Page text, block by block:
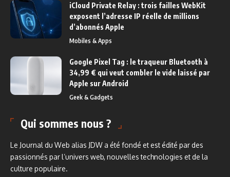
iCloud Private Relay : trois failles WebKit
exposent l’adresse IP réelle de millions
d’abonnés Apple
Mobiles & Apps
Google Pixel Tag : le traqueur Bluetooth à
34,99 € qui veut combler le vide laissé par
Apple sur Android
Geek & Gadgets
Qui sommes nous ?
Le Journal du Web alias JDW a été fondé et est édité par des
passionnés par l’univers web, nouvelles technologies et de la
culture populaire.